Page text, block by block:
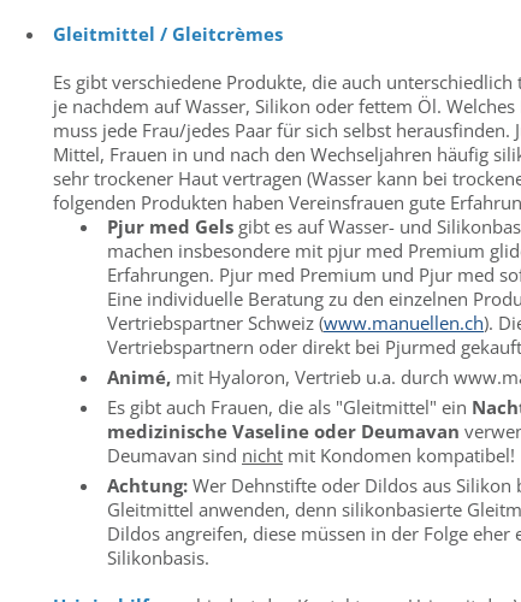
Gleitmittel / Gleitcrèmes
Es gibt verschiedene Produkte, die auch
je nachdem auf Wasser, Silikon oder fettem Öl.
muss jede Frau/jedes Paar für sich selbst
Mittel, Frauen in und nach den Wechseljahren häufig
sehr trockener Haut vertragen (Wasser kann bei
folgenden Produkten haben Vereinsfrauen gute
Pjur med Gels gibt es auf Wasser- und
machen insbesondere mit pjur med Premium
Erfahrungen. Pjur med Premium und Pjur med
Eine individuelle Beratung zu den einzelnen
Vertriebspartner Schweiz (www.manuellen.ch).
Vertriebspartnern oder direkt bei Pjurmed
Animé, mit Hyaloron, Vertrieb u.a. durch
Es gibt auch Frauen, die als "Gleitmittel" ein
medizinische Vaseline oder Deumavan
Deumavan sind nicht mit Kondomen kompatibel!
Achtung: Wer Dehnstifte oder Dildos aus
Gleitmittel anwenden, denn silikonbasierte
Dildos angreifen, diese müssen in der Folge
Silikonbasis.